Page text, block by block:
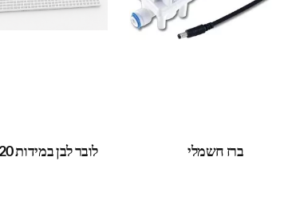
ברז חשמלי לובר לבן במידות 120*60 ס"מ